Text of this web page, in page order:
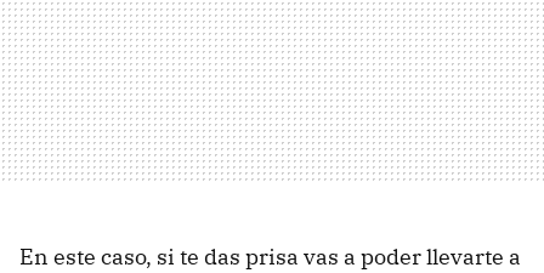
En este caso, si te das prisa vas a poder llevarte a